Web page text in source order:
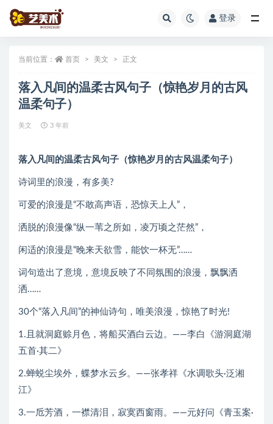
登录
当前位置： 首页 美文 正文
落入凡间的温柔古风句子（惊艳岁月的古风
温柔句子）
美文 3 年前
落入凡间的温柔古风句子（惊艳岁月的古风温柔句子）
诗词里的浪漫，有多美?
可爱的浪漫是“不敢高声语，恐惊天上人”，
洒脱的浪漫像“纵一苇之所如，凌万顷之茫然”，
闲适的浪漫是“晚来天欲雪，能饮一杯无”……
词句造出了意境，意境反映了不同氛围的浪漫，飘飘洒
洒……
30个“落入凡间”的神仙诗句，唯美浪漫，惊艳了时光!
1.且就洞庭赊月色，将船买酒白云边。——李白《游洞庭湖
五首·其二》
2.蝉蜕尘埃外，蝶梦水云乡。——张孝祥《水调歌头·泛湘
江》
3.一卮芳酒，一襟清泪，寂寞西窗雨。——元好问《青玉案·